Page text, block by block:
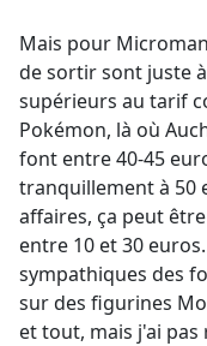
Mais pour
de sortir sont juste
supérieurs au tarif
Pokémon, là où
font entre 40-45
tranquillement à 50
affaires, ça peut
entre 10 et 30
sympathiques des
sur des figurines
et tout, mais j'ai pas